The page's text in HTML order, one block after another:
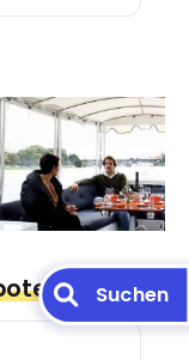
Suchen